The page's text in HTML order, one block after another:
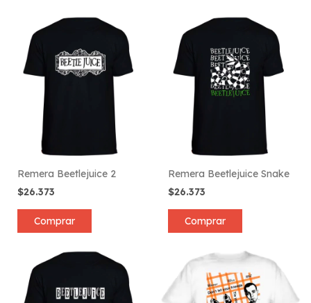
Remera Beetlejuice 2
$26.373
Comprar
Remera Beetlejuice Snake
$26.373
Comprar